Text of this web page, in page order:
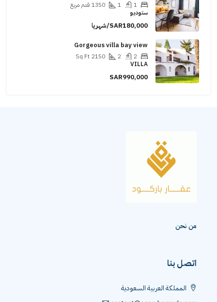
1
1
1350 قدم مربع
ستوديو
SAR180,000/شهريا
Gorgeous villa bay view
2
2
2150
Sq Ft
VILLA
SAR990,000
العربية السعودية